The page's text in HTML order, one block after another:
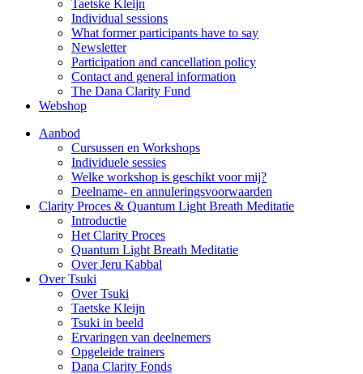
Taetske Kleijn
Individual sessions
What former participants have to say
Newsletter
Participation and cancellation policy
Contact and general information
The Dana Clarity Fund
Webshop
Aanbod
Cursussen en Workshops
Individuele sessies
Welke workshop is geschikt voor mij?
Deelname- en annuleringsvoorwaarden
Clarity Proces & Quantum Light Breath Meditatie
Introductie
Het Clarity Proces
Quantum Light Breath Meditatie
Over Jeru Kabbal
Over Tsuki
Over Tsuki
Taetske Kleijn
Tsuki in beeld
Ervaringen van deelnemers
Opgeleide trainers
Dana Clarity Fonds